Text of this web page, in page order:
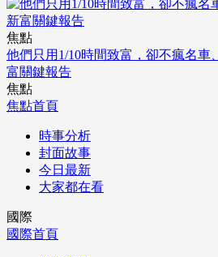
焦點
他們只用1/10時間致富，卻不瘋名
富關鍵報告
焦點
焦點首頁
時事分析
封面故事
今日最新
大家都在看
國際
國際首頁